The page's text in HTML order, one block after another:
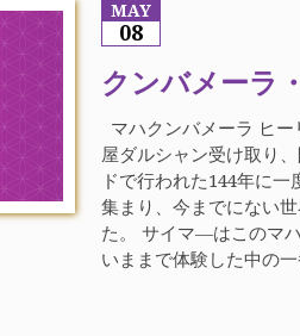
MAY
08
クンバメーラ
マハクンバメーラ ヒ
屋ダルシャン受け取り
ドで行われた144年に
集まり、今までにない
た。 サイマ―はこのマ
いままで体験した中の